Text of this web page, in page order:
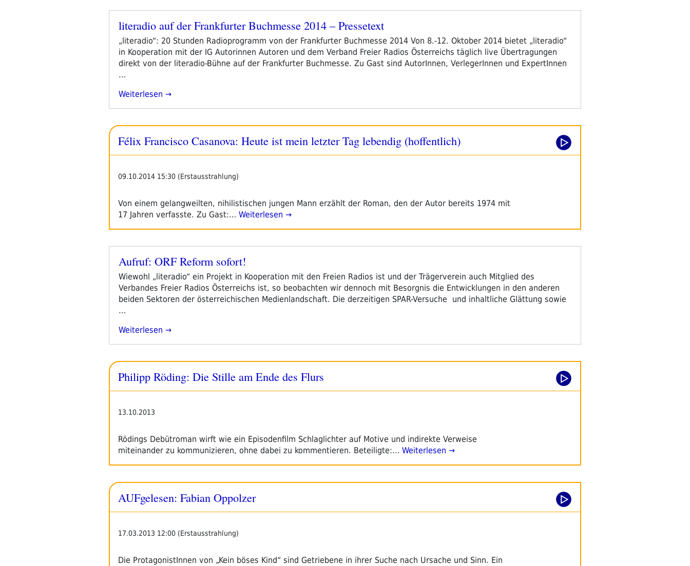
Veröffentlicht
literadio auf der Frankfurter Buchmesse 2014 – Pressetext
„literadio“: 20 Stunden Radioprogramm von der Frankfurter Buchmesse 2014 Von 8.-12. Oktober 2014 bietet „literadio“
in Kooperation mit der IG Autorinnen Autoren und dem Verband Freier Radios Österreichs täglich live Übertragungen
direkt von der literadio-Bühne auf der Frankfurter Buchmesse. Zu Gast sind AutorInnen, VerlegerInnen und ExpertInnen
…
„literadio
Frankfurter
Buchmesse
Pressetext“
Weiterlesen
Félix Francisco Casanova: Heute ist mein letzter Tag lebendig (hoffentlich)
09.10.2014 15:30 (Erstausstrahlung)
Von einem gelangweilten, nihilistischen jungen Mann erzählt der Roman, den der Autor bereits 1974 mit
17 Jahren verfasste. Zu Gast:… Weiterlesen →
Veröffentlicht
Aufruf: ORF Reform sofort!
Wiewohl „literadio“ ein Projekt in Kooperation mit den Freien Radios ist und der Trägerverein auch Mitglied des
Verbandes Freier Radios Österreichs ist, so beobachten wir dennoch mit Besorgnis die Entwicklungen in den anderen
beiden Sektoren der österreichischen Medienlandschaft. Die derzeitigen SPAR-Versuche und inhaltliche Glättung sowie
…
„Aufruf:
Sofort!“
Weiterlesen
Philipp Röding: Die Stille am Ende des Flurs
13.10.2013
Rödings Debütroman wirft wie ein Episodenfilm Schlaglichter auf Motive und indirekte Verweise
miteinander zu kommunizieren, ohne dabei zu kommentieren. Beteiligte:… Weiterlesen →
AUFgelesen: Fabian Oppolzer
17.03.2013 12:00 (Erstausstrahlung)
Die ProtagonistInnen von „Kein böses Kind“ sind Getriebene in ihrer Suche nach Ursache und Sinn. Ein